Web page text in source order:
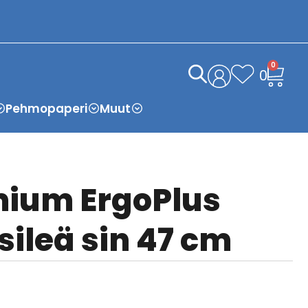
0
0
Pehmopaperi Muut
ErgoPlus
sin 47 cm